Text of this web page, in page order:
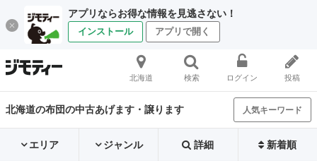
アプリならお得な情報を見逃さない！
インストール アプリで開く
北海道 検索 ログイン 投稿
北海道の布団の中古あげます・譲ります 人気キーワード
エリア ジャンル 詳細 新着順